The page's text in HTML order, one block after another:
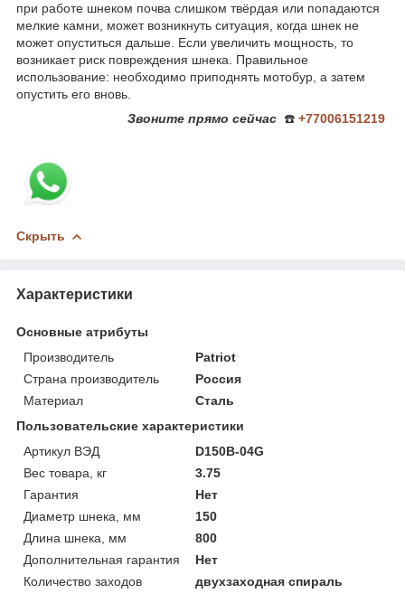
при работе шнеком почва слишком твёрдая или попадаются
мелкие камни, может возникнуть ситуация, когда шнек не
может опуститься дальше. Если увеличить мощность, то
возникает риск повреждения шнека. Правильное
использование: необходимо приподнять мотобур, а затем
опустить его вновь.
Звоните прямо сейчас ☎️ +77006151219
Скрыть
Характеристики
Основные атрибуты
Производитель
Patriot
Страна производитель
Россия
Материал
Сталь
Пользовательские характеристики
Артикул ВЭД
D150B-04G
Вес товара, кг
3.75
Гарантия
Нет
Диаметр шнека, мм
150
Длина шнека, мм
800
Дополнительная гарантия
Нет
Количество заходов
двухзаходная спираль